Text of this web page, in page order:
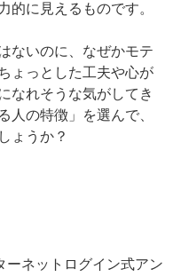
的に見えるものです。
ないのに、なぜかモテ
ょっとした工夫や心が
なれそうな気がしてき
人の特徴」を選んで、
ょうか？
ーネットログイン式アン